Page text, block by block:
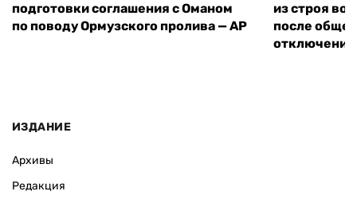
подготовки соглашения с Оманом
по поводу Ормузского пролива — AP
из строя во
после
отключения
ИЗДАНИЕ
Архивы
Редакция